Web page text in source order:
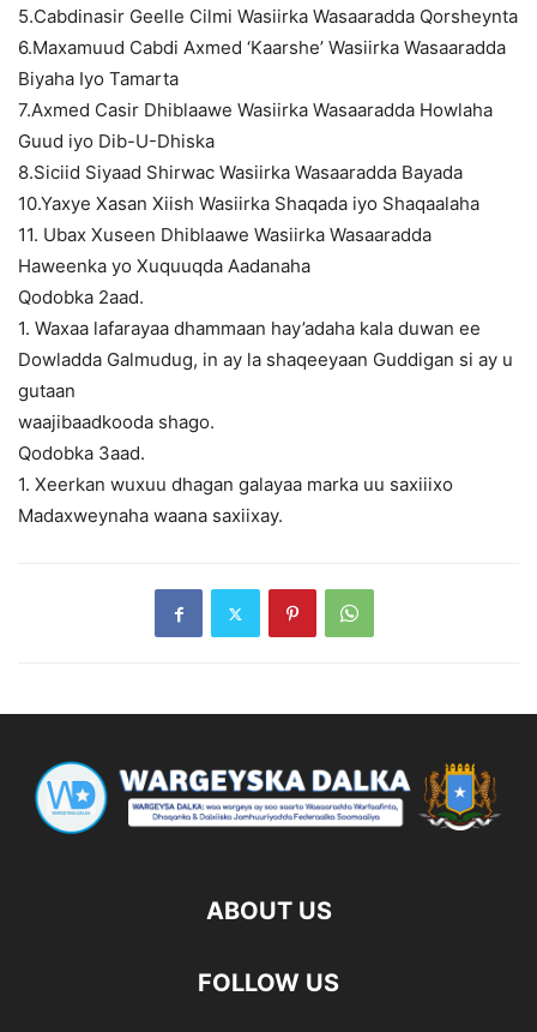
5.Cabdinasir Geelle Cilmi Wasiirka Wasaaradda Qorsheynta
6.Maxamuud Cabdi Axmed ‘Kaarshe’ Wasiirka Wasaaradda
Biyaha Iyo Tamarta
7.Axmed Casir Dhiblaawe Wasiirka Wasaaradda Howlaha
Guud iyo Dib-U-Dhiska
8.Siciid Siyaad Shirwac Wasiirka Wasaaradda Bayada
10.Yaxye Xasan Xiish Wasiirka Shaqada iyo Shaqaalaha
11. Ubax Xuseen Dhiblaawe Wasiirka Wasaaradda
Haweenka yo Xuquuqda Aadanaha
Qodobka 2aad.
1. Waxaa lafarayaa dhammaan hay’adaha kala duwan ee
Dowladda Galmudug, in ay la shaqeeyaan Guddigan si ay u
gutaan
waajibaadkooda shago.
Qodobka 3aad.
1. Xeerkan wuxuu dhagan galayaa marka uu saxiiixo
Madaxweynaha waana saxiixay.
ABOUT US
FOLLOW US